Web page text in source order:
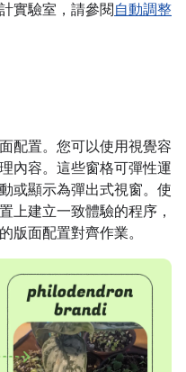
實驗室，請參閱 自動調整
配置。您可以使用視覺容
內容。這些窗格可彈性運
或顯示為彈出式視窗。使
上建立一致體驗的程序，
版面配置對齊作業。